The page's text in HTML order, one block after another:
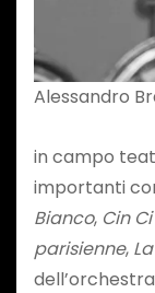
Alessandro
in campo
importanti
Bianco, Cin
parisienne,